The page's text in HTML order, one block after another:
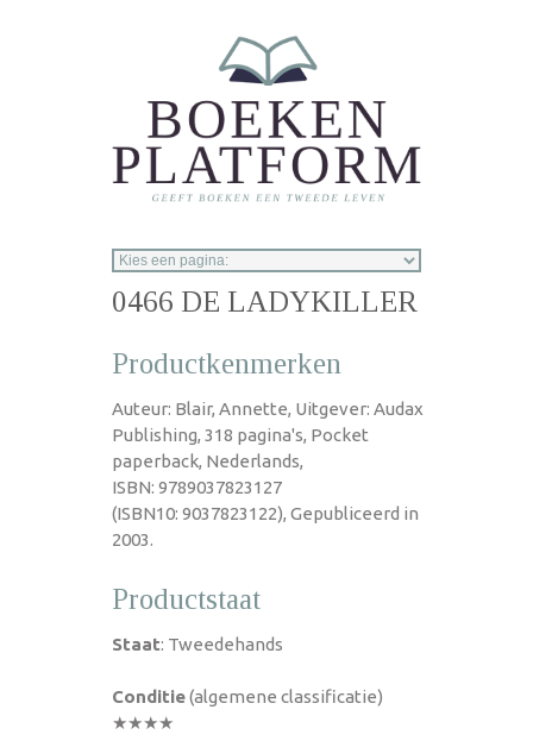
0466 DE LADYKILLER
Productkenmerken
Auteur: Blair, Annette, Uitgever: Audax
Publishing, 318 pagina's, Pocket
paperback, Nederlands,
ISBN: 9789037823127
(ISBN10: 9037823122), Gepubliceerd in
2003.
Productstaat
Staat: Tweedehands
Conditie(algemene classificatie)
★★★★